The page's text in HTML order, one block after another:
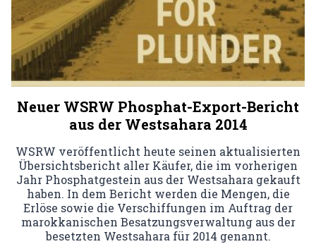
Neuer WSRW Phosphat-Export-Bericht
aus der Westsahara 2014
WSRW veröffentlicht heute seinen aktualisierten
Übersichtsbericht aller Käufer, die im vorherigen
Jahr Phosphatgestein aus der Westsahara gekauft
haben. In dem Bericht werden die Mengen, die
Erlöse sowie die Verschiffungen im Auftrag der
marokkanischen Besatzungsverwaltung aus der
besetzten Westsahara für 2014 genannt.